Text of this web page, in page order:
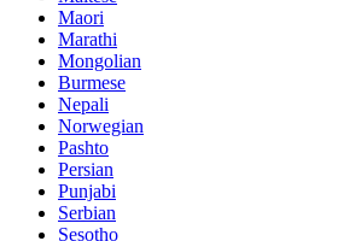
Maori
Marathi
Mongolian
Burmese
Nepali
Norwegian
Pashto
Persian
Punjabi
Serbian
Sesotho